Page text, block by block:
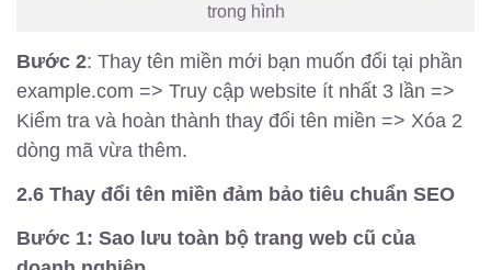
trong hình
Bước 2: Thay tên miền mới bạn muốn đổi tại phần
example.com => Truy cập website ít nhất 3 lần =>
Kiểm tra và hoàn thành thay đổi tên miền => Xóa 2
dòng mã vừa thêm.
2.6 Thay đổi tên miền đảm bảo tiêu chuẩn SEO
Bước 1: Sao lưu toàn bộ trang web cũ của